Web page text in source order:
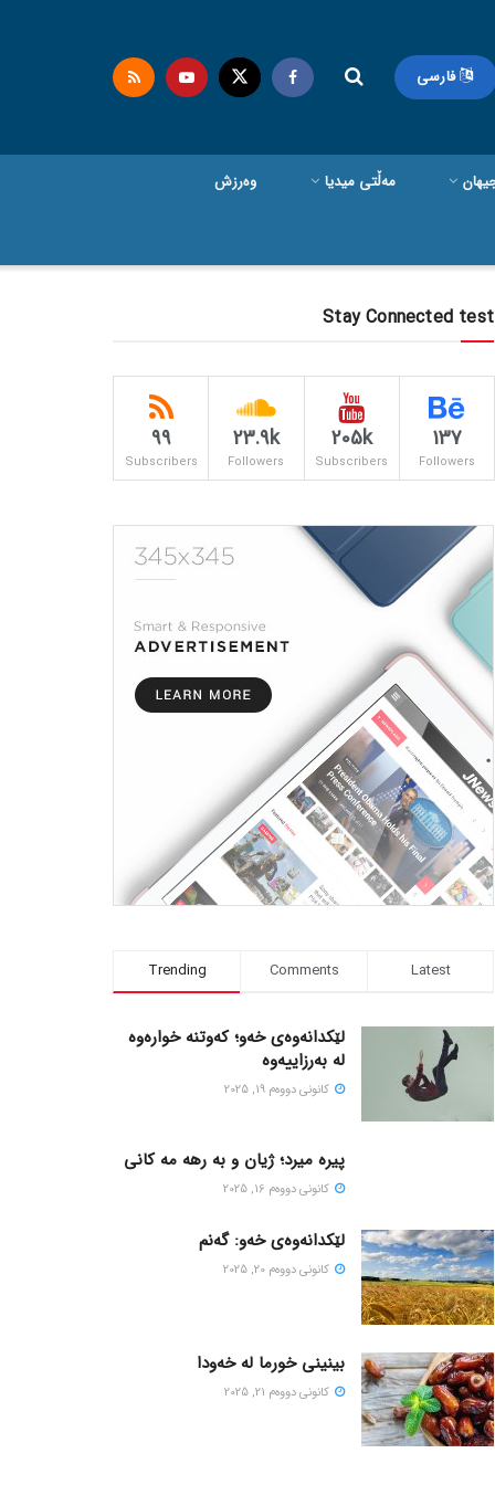
فارسی
مەڵتی میدیا وەرزش
Stay Connected test
137
Followers
205k
Subscribers
23.9k
Followers
99
Subscribers
Trending Comments Latest
لێکدانەوەی خەو؛ کەوتنە خوارەوە
لە بەرزاییەوە
كانونی دووه‌م 19, 2025
پیره میرد؛ ژیان و به رهه مه کانی
كانونی دووه‌م 16, 2025
لێکدانەوەی خەو: گەنم
كانونی دووه‌م 20, 2025
بینینی خورما لە خەودا
كانونی دووه‌م 21, 2025